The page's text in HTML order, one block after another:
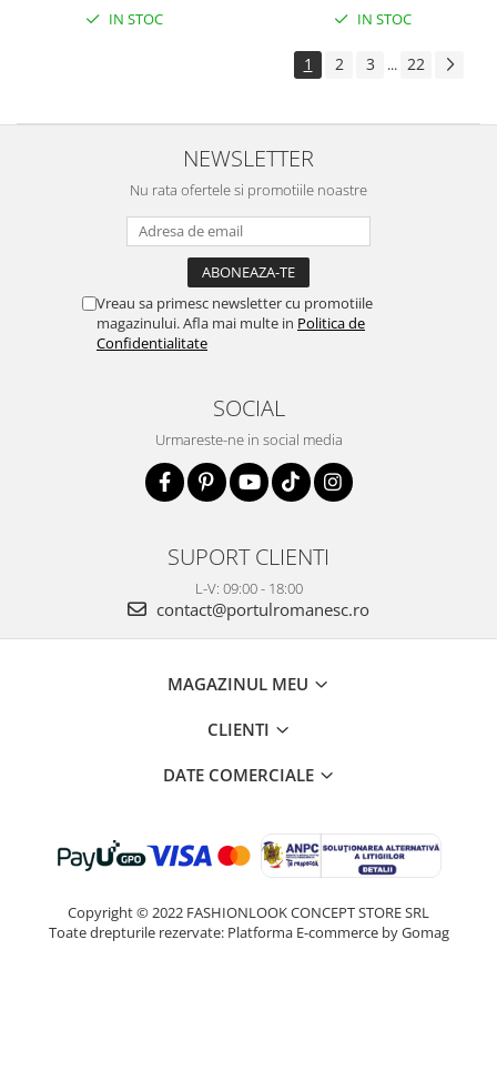
IN STOC IN STOC
1 2 3 ... 22
NEWSLETTER
Nu rata ofertele si promotiile noastre
Vreau sa primesc newsletter cu promotiile
magazinului. Afla mai multe in Politica de
Confidentialitate
SOCIAL
Urmareste-ne in social media
SUPORT CLIENTI
L-V: 09:00 - 18:00
contact@portulromanesc.ro
MAGAZINUL MEU
CLIENTI
DATE COMERCIALE
Copyright © 2022 FASHIONLOOK CONCEPT STORE SRL
Toate drepturile rezervate: Platforma E-commerce by Gomag